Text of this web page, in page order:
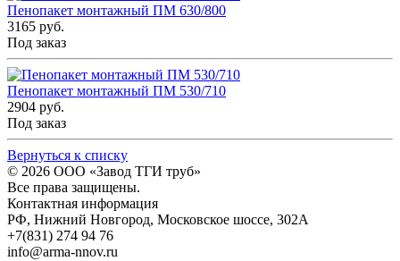
Пенопакет монтажный ПМ 630/800
3165 руб.
Под заказ
Пенопакет монтажный ПМ 530/710
2904 руб.
Под заказ
Вернуться к списку
© 2026 ООО «Завод ТГИ труб»
Все права защищены.
Контактная информация
РФ, Нижний Новгород, Московское шоссе, 302А
+7(831) 274 94 76
info@arma-nnov.ru